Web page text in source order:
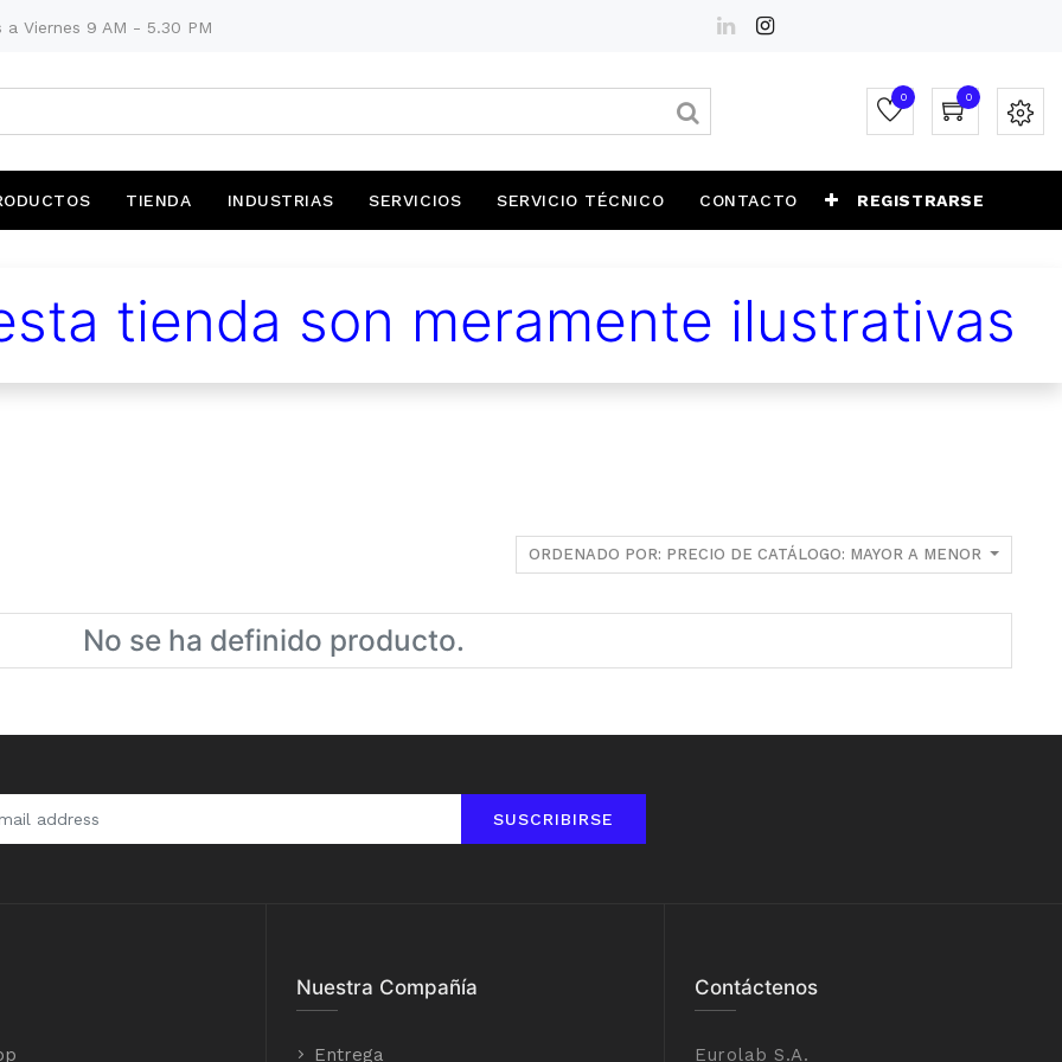
a Viernes 9 AM - 5.30 PM
0 0
TIENDA INDUSTRIAS SERVICIOS SERVICIO TÉCNICO CONTACTO REGISTRARSE
tienda son meramente ilustrativas
ORDENADO POR: PRECIO DE CATÁLOGO: MAYOR A MENOR
No se ha definido producto.
SUSCRIBIRSE
Nuestra Compañía
Entrega
Contáctenos
Eurolab S.A.